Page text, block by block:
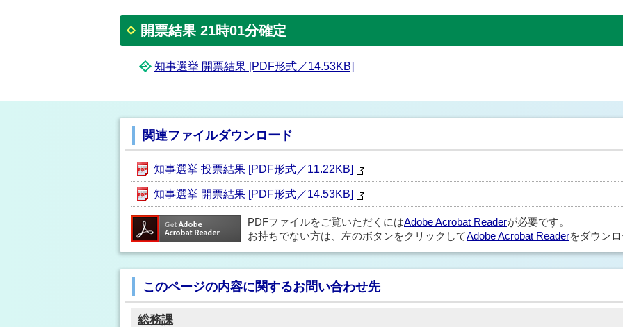
開票結果 21時01分確定
知事選挙 開票結果 [PDF形式／14.53KB]
関連ファイルダウンロード
知事選挙 投票結果 [PDF形式／11.22KB]
知事選挙 開票結果 [PDF形式／14.53KB]
PDFファイルをご覧いただくにはAdobe Acrobat Readerが必要です。
お持ちでない方は、左のボタンをクリックしてAdobe Acrobat Readerをダウン
このページの内容に関するお問い合わせ先
総務課